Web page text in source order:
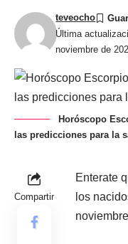
Última
noviembre de
teveocho
Horóscopo
las predicciones para la
Compartir
Enterate
los